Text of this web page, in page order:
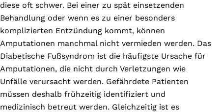
diese oft schwer. Bei einer zu spät einsetzenden
Behandlung oder wenn es zu einer besonders
komplizierten Entzündung kommt, können
Amputationen manchmal nicht vermieden werden. Das
Diabetische Fußsyndrom ist die häufigste Ursache für
Amputationen, die nicht durch Verletzungen wie
Unfälle verursacht werden. Gefährdete Patienten
müssen deshalb frühzeitig identifiziert und
medizinisch betreut werden. Gleichzeitig ist es